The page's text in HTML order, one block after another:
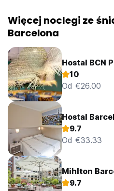
Więcej noclegi ze
Barcelona
Hostal BCN
10
Od €26.00
Hostal
9.7
Od €33.33
Mihlton
9.7